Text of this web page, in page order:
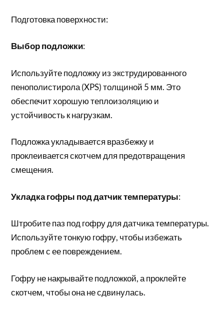
Подготовка поверхности:
Выбор подложки:
Используйте подложку из экструдированного
пенополистирола (XPS) толщиной 5 мм. Это
обеспечит хорошую теплоизоляцию и
устойчивость к нагрузкам.
Подложка укладывается вразбежку и
проклеивается скотчем для предотвращения
смещения.
Укладка гофры под датчик температуры:
Штробите паз под гофру для датчика температуры.
Используйте тонкую гофру, чтобы избежать
проблем с ее повреждением.
Гофру не накрывайте подложкой, а проклейте
скотчем, чтобы она не сдвинулась.